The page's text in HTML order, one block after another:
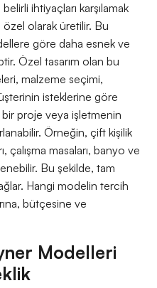
ihtiyaçları karşılamak
olarak üretilir. Bu
göre daha esnek ve
Özel tasarım olan bu
malzeme seçimi,
isteklerine göre
bir proje veya işletmenin
Örneğin, çift kişilik
çalışma masaları, banyo ve
Bu şekilde, tam
Hangi modelin tercih
bütçesine ve
Modelleri